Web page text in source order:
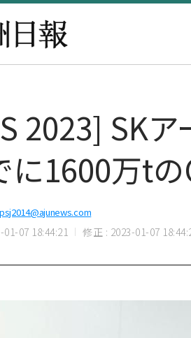
2023] SK
に1600万t
psj2014@ajunews.com
01-07 18:44:21 修正 : 2023-01-07